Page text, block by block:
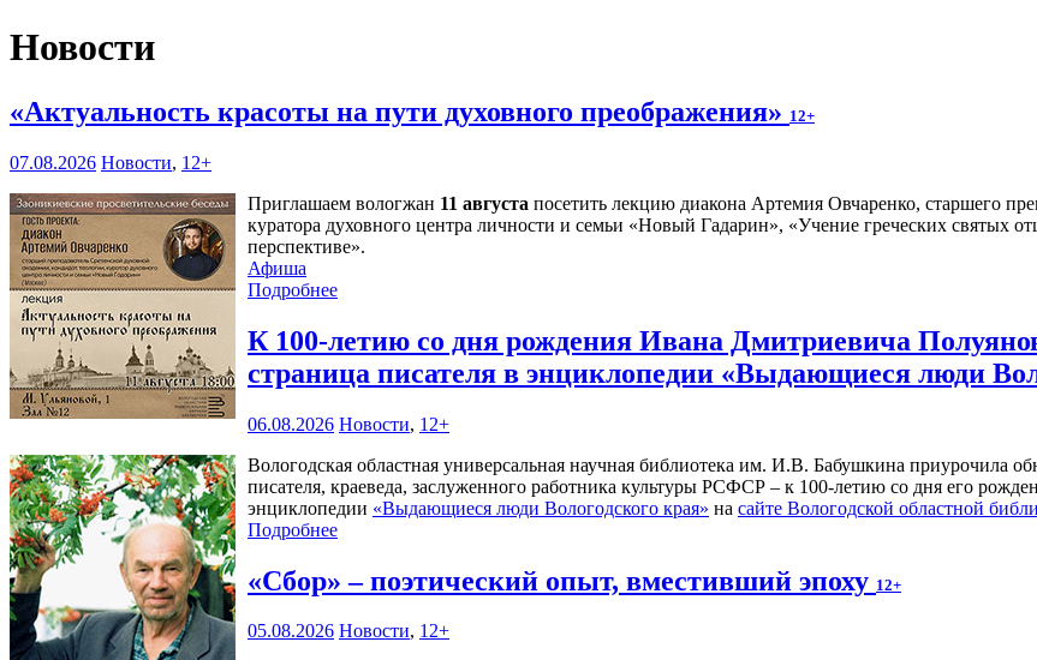
Новости
«Актуальность красоты на пути духовного преображения» 12+
07.08.2026 Новости, 12+
Приглашаем вологжан 11 августа посетить лекцию диакона Артемия Овчаренко, старшего
куратора духовного центра личности и семьи «Новый Гадарин», «Учение греческих святых
перспективе».
Афиша
Подробнее
К 100-летию со дня рождения Ивана Дмитриевича
страница писателя в энциклопедии «Выдающиеся люди
06.08.2026 Новости, 12+
Вологодская областная универсальная научная библиотека им. И.В. Бабушкина приурочила
писателя, краеведа, заслуженного работника культуры РСФСР – к 100‑летию со дня его
энциклопедии «Выдающиеся люди Вологодского края» на сайте Вологодской областной
Подробнее
«Сбор» – поэтический опыт, вместивший эпоху 12+
05.08.2026 Новости, 12+